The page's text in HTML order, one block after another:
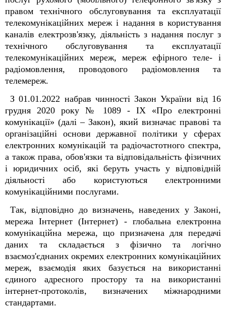
правом технічного обслуговування та експлуатації
телекомунікаційних мереж і надання в користування
каналів електрозв'язку, діяльність з надання послуг з
технічного обслуговування та експлуатації
телекомунікаційних мереж, мереж ефірного теле- і
радіомовлення, проводового радіомовлення та
телемереж.
З 01.01.2022 набрав чинності Закон України від 16
грудня 2020 року № 1089 - IX «Про електронні
комунікації» (далі ‒ Закон), який визначає правові та
організаційні основи державної політики у сферах
електронних комунікацій та радіочастотного спектра,
а також права, обов'язки та відповідальність фізичних
і юридичних осіб, які беруть участь у відповідній
діяльності або користуються електронними
комунікаційними послугами.
Так, відповідно до визначень, наведених у Законі,
мережа Інтернет (Інтернет) - глобальна електронна
комунікаційна мережа, що призначена для передачі
даних та складається з фізично та логічно
взаємоз'єднаних окремих електронних комунікаційних
мереж, взаємодія яких базується на використанні
єдиного адресного простору та на використанні
інтернет-протоколів, визначених міжнародними
стандартами.